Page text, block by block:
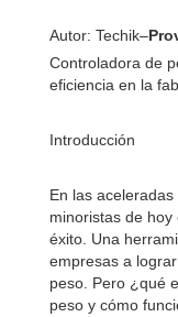
Autor: Techik–
Controladora de
eficiencia en la
Introducción
En las
minoristas de
éxito. Una
empresas a
peso. Pero ¿qué
peso y cómo